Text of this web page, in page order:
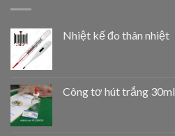
Nhiệt kế đo thân nhiệt
Công tơ hút trắng 30ml